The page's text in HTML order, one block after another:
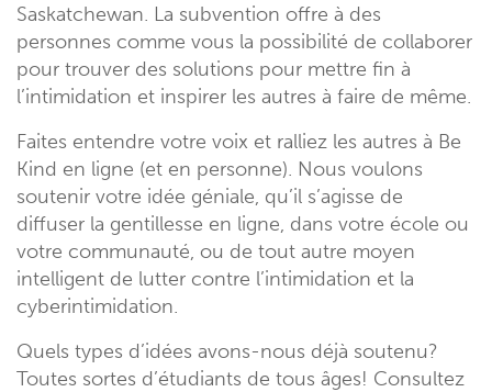
Saskatchewan. La subvention offre à des
personnes comme vous la possibilité de collaborer
pour trouver des solutions pour mettre fin à
l’intimidation et inspirer les autres à faire de même.
Faites entendre votre voix et ralliez les autres à Be
Kind en ligne (et en personne). Nous voulons
soutenir votre idée géniale, qu’il s’agisse de
diffuser la gentillesse en ligne, dans votre école ou
votre communauté, ou de tout autre moyen
intelligent de lutter contre l’intimidation et la
cyberintimidation.
Quels types d’idées avons-nous déjà soutenu?
Toutes sortes d’étudiants de tous âges! Consultez